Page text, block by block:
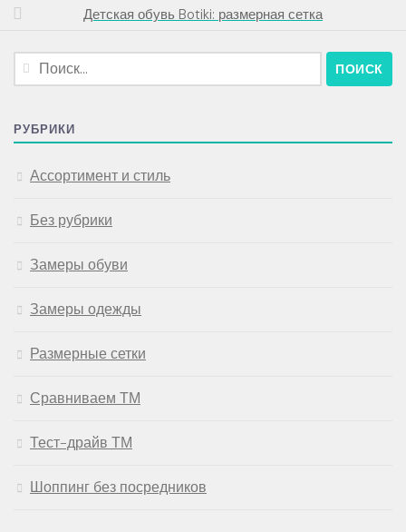
Детская обувь Botiki: размерная сетка
Найти:
РУБРИКИ
Ассортимент и стиль
Без рубрики
Замеры обуви
Замеры одежды
Размерные сетки
Сравниваем ТМ
Тест-драйв ТМ
Шоппинг без посредников